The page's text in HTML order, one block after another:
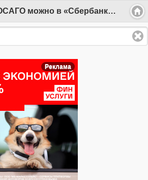
Оформить ОСАГО можно в «Сбербанк Онлайн»
Реклама